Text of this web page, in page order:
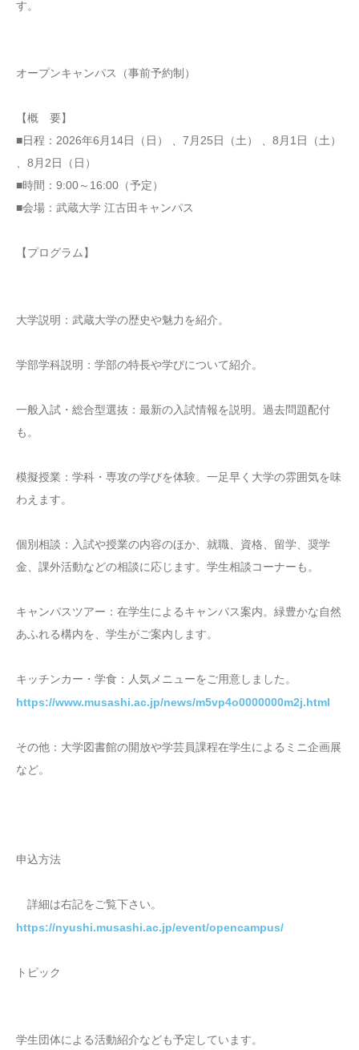
す。
オープンキャンパス（事前予約制）
【概 要】
■日程：2026年6月14日（日） 、7月25日（土） 、8月1日（土）
、8月2日（日）
■時間：9:00～16:00（予定）
■会場：武蔵大学 江古田キャンパス
【プログラム】
大学説明：武蔵大学の歴史や魅力を紹介。
学部学科説明：学部の特長や学びについて紹介。
一般入試・総合型選抜：最新の入試情報を説明。過去問題配付
も。
模擬授業：学科・専攻の学びを体験。一足早く大学の雰囲気を味
わえます。
個別相談：入試や授業の内容のほか、就職、資格、留学、奨学
金、課外活動などの相談に応じます。学生相談コーナーも。
キャンパスツアー：在学生によるキャンパス案内。緑豊かな自然
あふれる構内を、学生がご案内します。
キッチンカー・学食：人気メニューをご用意しました。
https://www.musashi.ac.jp/news/m5vp4o0000000m2j.html
その他：大学図書館の開放や学芸員課程在学生によるミニ企画展
など。
申込方法
詳細は右記をご覧下さい。
https://nyushi.musashi.ac.jp/event/opencampus/
トピック
学生団体による活動紹介なども予定しています。